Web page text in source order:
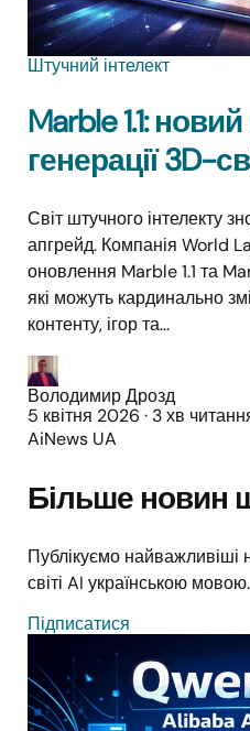
Штучний інтелект
Marble 1.1:
генерації 3D-
Світ штучного інтелекту
апгрейд. Компанія World
оновлення Marble 1.1 та
які можуть кардинально
контенту, ігор та...
Володимир Дрозд
5 квітня 2026 · 3 хв
AiNews UA
Більше новин
Публікуємо найважливіші
світі AI українською мовою.
Підписатися